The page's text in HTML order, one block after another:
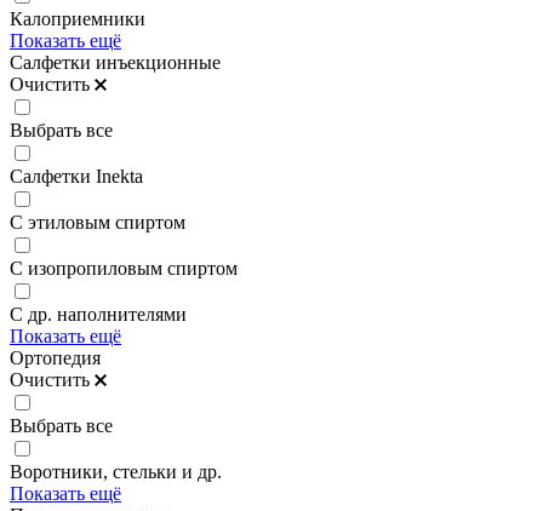
Калоприемники
Показать ещё
Салфетки инъекционные
Очистить
Выбрать все
Салфетки Inekta
С этиловым спиртом
С изопропиловым спиртом
С др. наполнителями
Показать ещё
Ортопедия
Очистить
Выбрать все
Воротники, стельки и др.
Показать ещё